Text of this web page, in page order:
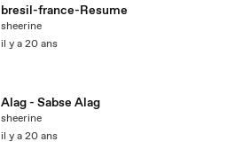
bresil-france-Resume
sheerine
il y a 20 ans
Alag - Sabse Alag
sheerine
il y a 20 ans